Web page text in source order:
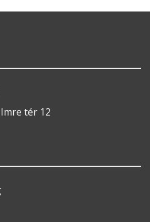
tér 12